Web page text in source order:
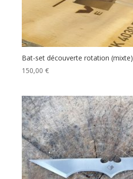
Bat-set découverte rotation (mixte)
150,00 €